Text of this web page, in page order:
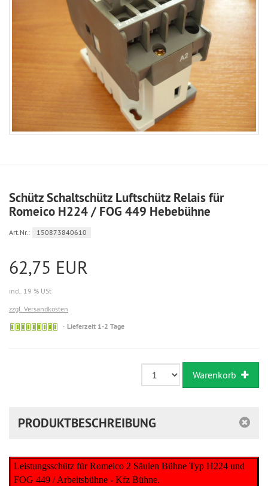
Schütz Schaltschütz Luftschütz Relais für
Romeico H224 / FOG 449 Hebebühne
Art.Nr.: 150873840610
62,75 EUR
incl. 19 % USt
zzgl. Versandkosten
Sofort
Lieferzeit 1-2 Tage
Warenkorb
PRODUKTBESCHREIBUNG
Leistungsschütz für Romeico 2 Säulen Bühne Typ H224 und
FOG 449 / Arbeitsbühne - Kfz Bühne.